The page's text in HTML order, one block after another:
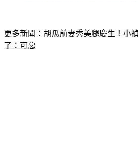
了：可惡